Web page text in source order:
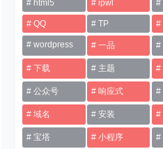
html5 ipwl
QQ TP
wordpress 一品
下载 主题
公众号 响应式
域名 安装
宝塔 小程序